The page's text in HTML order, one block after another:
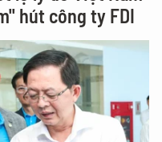
hút công ty FDI